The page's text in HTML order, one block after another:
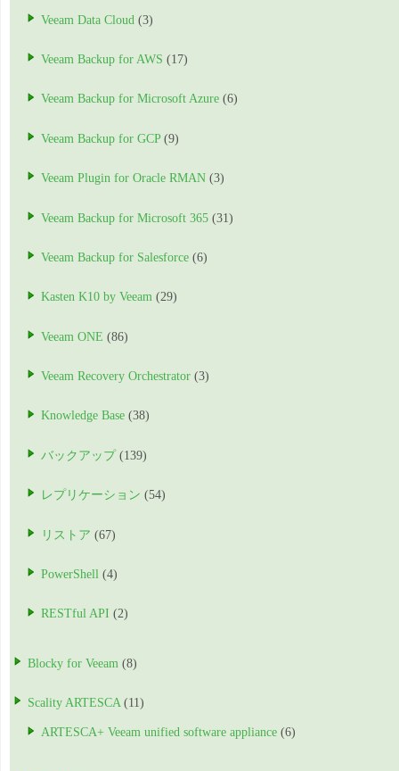
Veeam Data Cloud (3)
Veeam Backup for AWS (17)
Veeam Backup for Microsoft Azure (6)
Veeam Backup for GCP(9)
Veeam Plugin for Oracle RMAN (3)
Veeam Backup for Microsoft 365 (31)
Veeam Backup for Salesforce (6)
Kasten K10 by Veeam (29)
Veeam ONE (86)
Veeam Recovery Orchestrator (3)
Knowledge Base (38)
バックアップ (139)
レプリケーション (54)
リストア (67)
PowerShell (4)
RESTful API (2)
Blocky for Veeam (8)
Scality ARTESCA(11)
ARTESCA+ Veeam unified software appliance (6)